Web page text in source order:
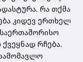
რა თქმა
კიდევ ერთხელ
რჩება.